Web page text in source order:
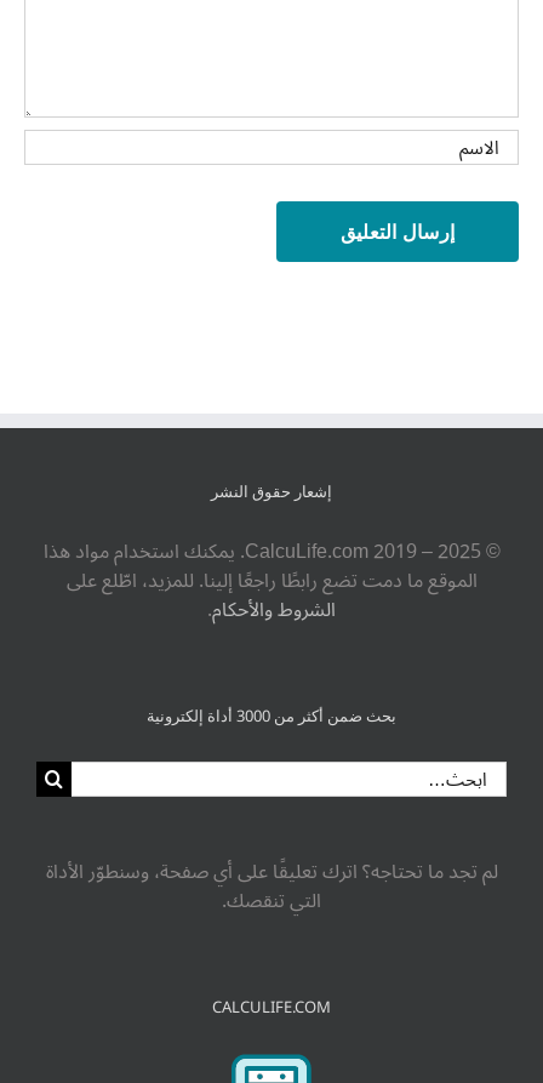
إشعار حقوق النشر
© ‎CalcuLife.com‎ 2019 – 2025. يمكنك استخدام مواد هذا
الموقع ما دمت تضع رابطًا راجعًا إلينا. للمزيد، اطّلع على
الشروط والأحكام.
بحث ضمن أكثر من 3000 أداة إلكترونية
البحث
عن:
لم تجد ما تحتاجه؟ اترك تعليقًا على أي صفحة، وسنطوّر الأداة
التي تنقصك.
CALCULIFE.COM